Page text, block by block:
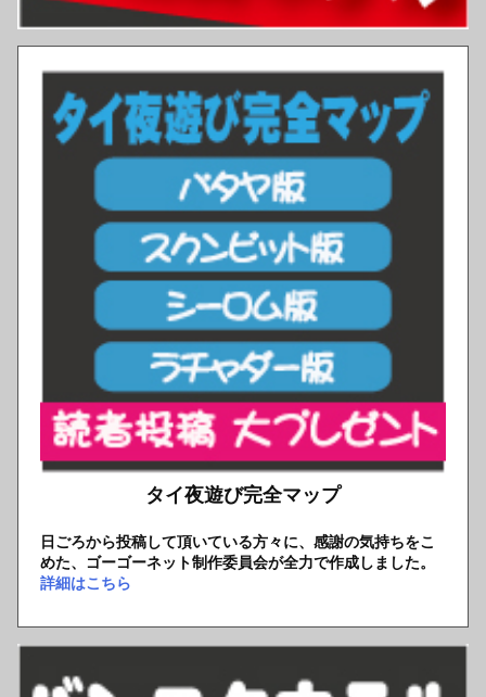
タイ夜遊び完全マップ
日ごろから投稿して頂いている方々に、感謝の気持ちをこ
めた、ゴーゴーネット制作委員会が全力で作成しました。
詳細はこちら